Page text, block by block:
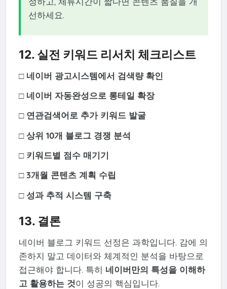
선하세요.
12. 실전 키워드 리서치 체크리스트
□ 네이버 광고시스템에서 검색량 확인
□ 네이버 자동완성으로 롱테일 확장
□ 연관검색어로 추가 키워드 발굴
□ 상위 10개 블로그 경쟁 분석
□ 키워드별 점수 매기기
□ 3개월 콘텐츠 계획 수립
□ 성과 추적 시스템 구축
13. 결론
네이버 블로그 키워드 선정은 과학입니다. 감에 의
존하지 말고 데이터와 체계적인 분석을 바탕으로
접근해야 합니다. 특히 네이버만의 특성을 이해하
고 활용하는 것이 성공의 핵심입니다.